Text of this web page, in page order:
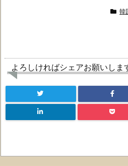
韓
よろしければシェアお願いしま